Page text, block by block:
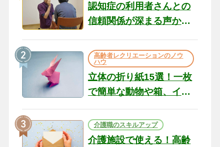
認知症の利用者さんとの
信頼関係が深まる声かけ
の現場から（22）
高齢者レクリエーションのノウ
ハウ
立体の折り紙15選！一枚
で簡単な動物や箱、イン
介護職のスキルアップ
介護施設で使える！高齢